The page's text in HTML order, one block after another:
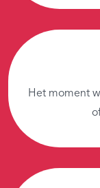
Het moment